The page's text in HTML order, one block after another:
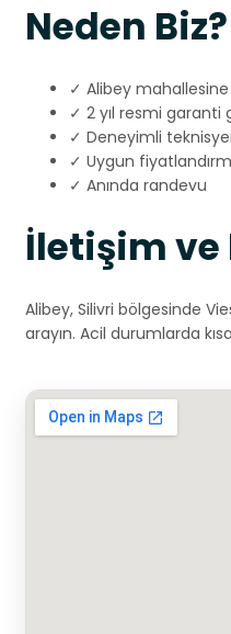
Neden Biz?
✓ Alibey mahallesine
✓ 2 yıl resmi garanti
✓ Deneyimli
✓ Uygun
✓ Anında randevu
İletişim ve
Alibey, Silivri bölgesinde
arayın. Acil durumlarda